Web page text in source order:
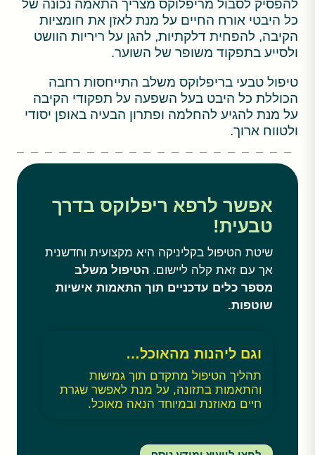
להפסיק לסבול מריפלוקס מצריך התאמה נכונה של
כל היבטי אורח החיים על מנת לאזן את חומציות
הקיבה, להפחית דלקתיות, להגן על ריריות הוושט
ולסייע בתפקוד משופר של השוער.
טיפול טבעי בריפלוקס משלב התייחסות רחבה
הכוללת כל היבט בעל השפעה על תפקודי הקיבה
על מנת להגיע להחלמה ופתרון הבעיה באופן יסודי
ולטווח ארוך.
אפשר לרפא ריפלוקס בדרך
טבעית!
שיטת הטיפול בקליניקה היא מקצועית וחדשנית
אך עם זאת קלה ליישום. הטיפול משלב
מספר כלים עדכניים תוך התאמות אישיות
שוטפות.
וגם ליהנות מהאוכל…
תהליך הטיפול מתקדם תוך גמישות
והתאמות בתזונה, על מנת לאפשר שגרת
חיים מאוזנת ובמיוחד הנאה מאוכל.